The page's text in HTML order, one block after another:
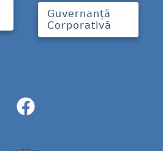
Guvernanță
Corporativă